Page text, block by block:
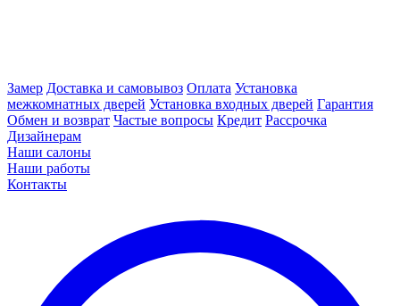
Замер Доставка и самовывоз Оплата Установка
межкомнатных дверей Установка входных дверей Гарантия
Обмен и возврат Частые вопросы Кредит Рассрочка
Дизайнерам
Наши салоны
Наши работы
Контакты